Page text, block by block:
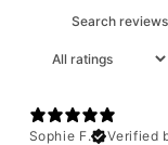
Sophie F.
Verified